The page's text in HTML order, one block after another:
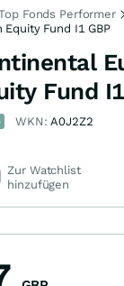
Fonds Performer
Fund I1 GBP
Fund
WKN:A0J2Z2
Zur Watchlist
hinzufügen